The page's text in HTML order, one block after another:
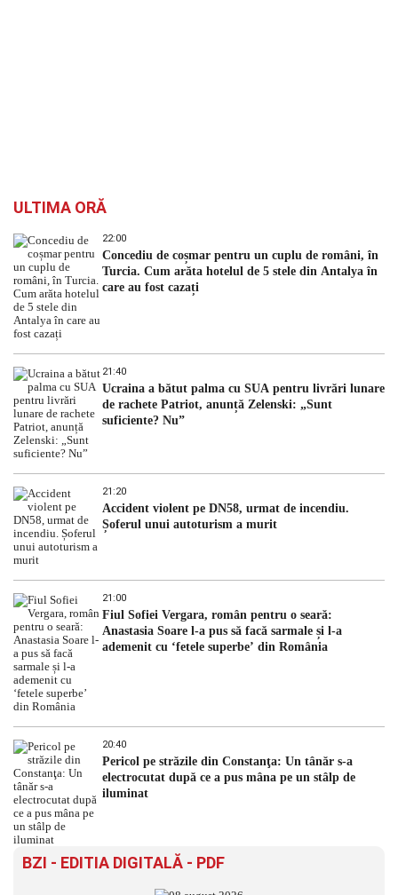
ULTIMA ORĂ
22:00
Concediu de coșmar pentru un cuplu de români, în
Turcia. Cum arăta hotelul de 5 stele din Antalya în
care au fost cazați
21:40
Ucraina a bătut palma cu SUA pentru livrări lunare
de rachete Patriot, anunță Zelenski: „Sunt
suficiente? Nu”
21:20
Accident violent pe DN58, urmat de incendiu.
Șoferul unui autoturism a murit
21:00
Fiul Sofiei Vergara, român pentru o seară:
Anastasia Soare l-a pus să facă sarmale și l-a
ademenit cu ‘fetele superbe’ din România
20:40
Pericol pe străzile din Constanţa: Un tânăr s-a
electrocutat după ce a pus mâna pe un stâlp de
iluminat
BZI - EDITIA DIGITALĂ - PDF